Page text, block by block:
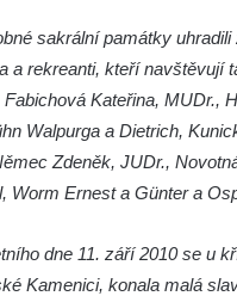
v Římově
v Římově
Třeboníně
169 v Plavu
sakrální památky
a rekreanti, kteří navštěvují
Kateřina, MUDr.,
Walpurga a Dietrich,
Zdeněk, JUDr.,
Worm Ernest a Günter a
dne 11. září 2010 se u
Kamenici, konala malá